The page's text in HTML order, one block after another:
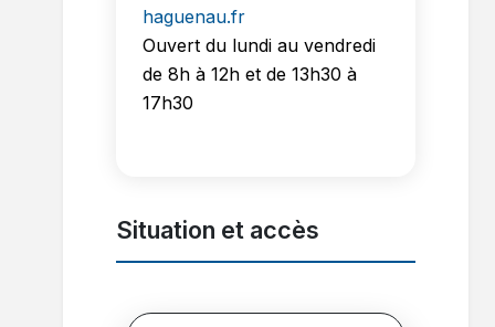
haguenau.fr
Ouvert du lundi au vendredi
de 8h à 12h et de 13h30 à
17h30
Situation et accès